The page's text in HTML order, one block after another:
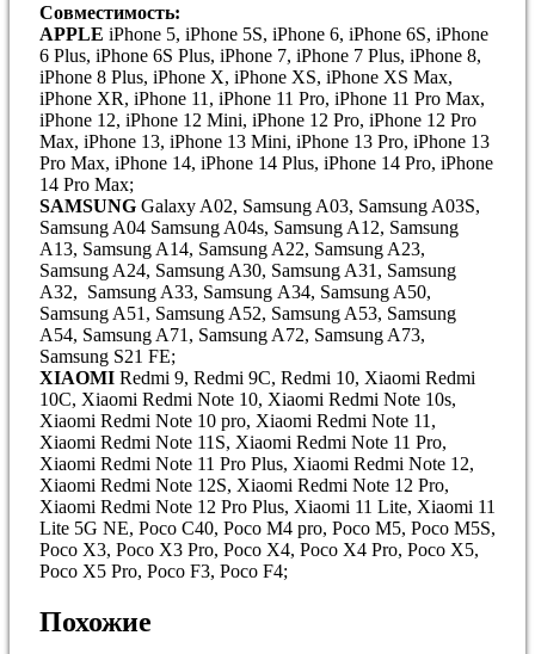
Совместимость:
APPLE iPhone 5, iPhone 5S, iPhone 6, iPhone 6S, iPhone
6 Plus, iPhone 6S Plus, iPhone 7, iPhone 7 Plus, iPhone 8,
iPhone 8 Plus, iPhone X, iPhone XS, iPhone XS Max,
iPhone XR, iPhone 11, iPhone 11 Pro, iPhone 11 Pro Max,
iPhone 12, iPhone 12 Mini, iPhone 12 Pro, iPhone 12 Pro
Max, iPhone 13, iPhone 13 Mini, iPhone 13 Pro, iPhone 13
Pro Max, iPhone 14, iPhone 14 Plus, iPhone 14 Pro, iPhone
14 Pro Max;
SAMSUNG Galaxy A02, Samsung A03, Samsung A03S,
Samsung A04 Samsung A04s, Samsung A12, Samsung
A13, Samsung A14, Samsung A22, Samsung A23,
Samsung A24, Samsung A30, Samsung A31, Samsung
A32, Samsung A33, Samsung А34, Samsung A50,
Samsung A51, Samsung A52, Samsung A53, Samsung
A54, Samsung A71, Samsung A72, Samsung A73,
Samsung S21 FE;
XIAOMI Redmi 9, Redmi 9C, Redmi 10, Xiaomi Redmi
10С, Xiaomi Redmi Note 10, Xiaomi Redmi Note 10s,
Xiaomi Redmi Note 10 pro, Xiaomi Redmi Note 11,
Xiaomi Redmi Note 11S, Xiaomi Redmi Note 11 Pro,
Xiaomi Redmi Note 11 Pro Plus, Xiaomi Redmi Note 12,
Xiaomi Redmi Note 12S, Xiaomi Redmi Note 12 Pro,
Xiaomi Redmi Note 12 Pro Plus, Xiaomi 11 Lite, Xiaomi 11
Lite 5G NE, Poco C40, Poco M4 pro, Poco M5, Poco M5S,
Poco X3, Poco X3 Pro, Poco X4, Poco X4 Pro, Poco X5,
Poco X5 Pro, Poco F3, Poco F4;
Похожие